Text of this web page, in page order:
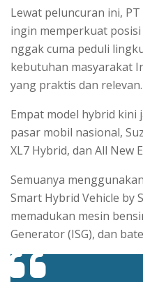
Lewat peluncuran ini, PT
ingin memperkuat
nggak cuma peduli
kebutuhan masyarakat
yang praktis dan relevan.
Empat model hybrid kini
pasar mobil nasional,
XL7 Hybrid, dan All New
Semuanya
Smart Hybrid Vehicle by
memadukan mesin
Generator (ISG), dan